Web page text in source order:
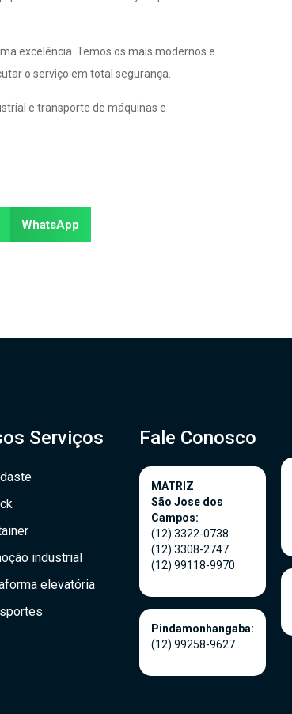
excelência. Temos os mais modernos e
o serviço em total segurança.
e transporte de máquinas e
WhatsApp
Serviços
industrial
elevatória
Fale Conosco
MATRIZ
São Jose dos
Campos:
(12) 3322-0738
(12) 3308-2747
(12) 99118-9970
Pindamonhangaba:
(12) 99258-9627